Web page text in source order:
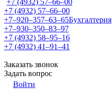
+7 (4932) 57‒66‒00
+7 (4932) 57‒66‒00
+7‒920‒357‒63‒65Бухгалтерия
+7‒930‒350‒83‒97
+7 (4932) 58‒95‒16
+7 (4932) 41‒91‒41
Заказать звонок
Задать вопрос
Войти